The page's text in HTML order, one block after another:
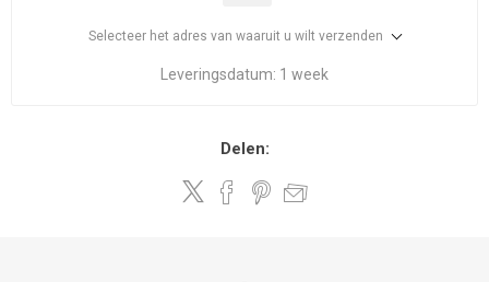
Selecteer het adres van waaruit u wilt verzenden
Leveringsdatum: 1 week
Delen: